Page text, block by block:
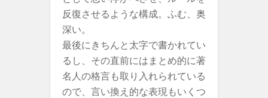
反復させるような構成。ふむ、奥
深い。
最後にきちんと太字で書かれてい
るし、その直前にはまとめ的に著
名人の格言も取り入れられている
ので、言い換え的な表現もいくつ